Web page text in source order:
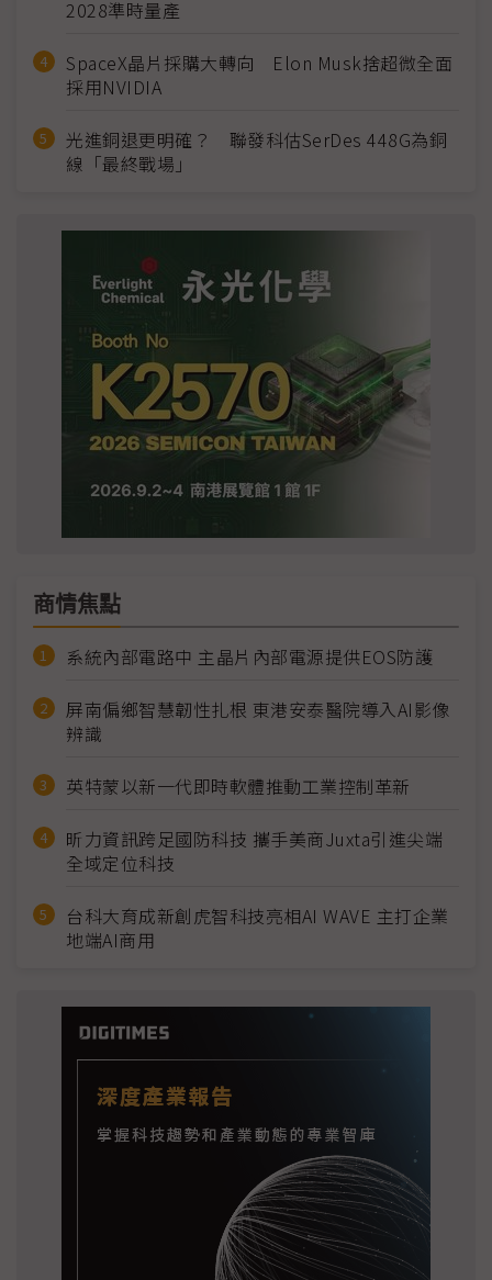
2028準時量產
SpaceX晶片採購大轉向 Elon Musk捨超微全面
採用NVIDIA
光進銅退更明確？ 聯發科估SerDes 448G為銅
線「最終戰場」
商情焦點
系統內部電路中 主晶片內部電源提供EOS防護
屏南偏鄉智慧韌性扎根 東港安泰醫院導入AI影像
辨識
英特蒙以新一代即時軟體推動工業控制革新
昕力資訊跨足國防科技 攜手美商Juxta引進尖端
全域定位科技
台科大育成新創虎智科技亮相AI WAVE 主打企業
地端AI商用